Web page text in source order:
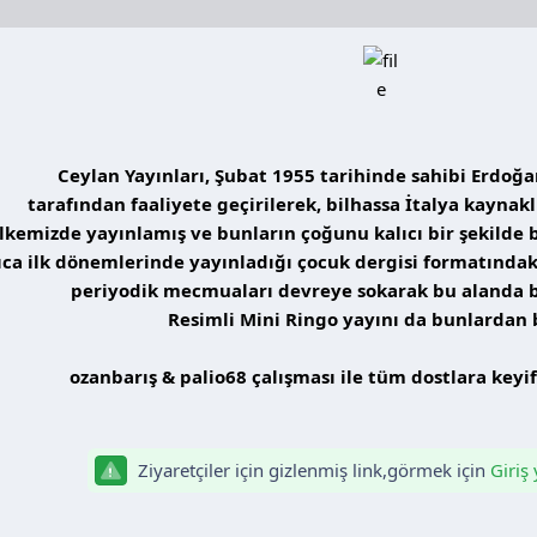
Ceylan Yayınları, Şubat 1955 tarihinde sahibi
tarafından faaliyete geçirilerek, bilhassa İtalya
yayınlamış ve bunların çoğunu kalıcı bir şekilde
ilk dönemlerinde yayınladığı çocuk dergisi
periyodik mecmuaları devreye sokarak bu alanda
Resimli Mini Ringo yayını da
ozanbarış & palio68 çalışması ile tüm dostlara
Ziyaretçiler için gizlenmiş link,görmek için Giriş